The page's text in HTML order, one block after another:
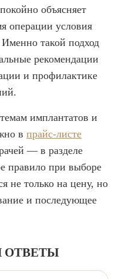
объясняет
операции условия
такой подход
рекомендации
и профилактике
имплантатов и
в прайс-листе
— в разделе
правило при выборе
не только на цену, но
и последующее
ОТВЕТЫ